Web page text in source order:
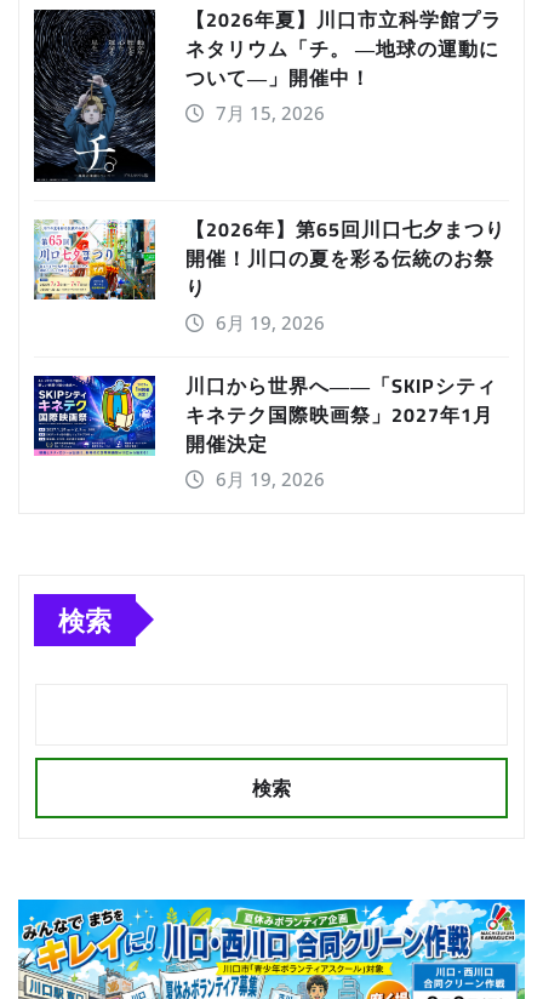
【2026年夏】川口市立科学館プラ
ネタリウム「チ。 ―地球の運動に
ついて―」開催中！
7月 15, 2026
【2026年】第65回川口七夕まつり
開催！川口の夏を彩る伝統のお祭
り
6月 19, 2026
川口から世界へ――「SKIPシティ
キネテク国際映画祭」2027年1月
開催決定
6月 19, 2026
検索
検索